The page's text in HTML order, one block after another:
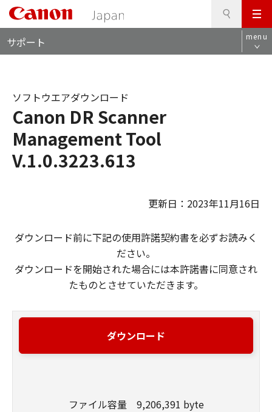
メ
ニ
ュ
サポート menu
Canon DR Scanner
Management Tool
V.1.0.3223.613
ソフトウエアダウンロード
更新日：2023年11月16日
ダウンロード前に下記の使用許諾契約書を必ずお読みく
ださい。
ダウンロードを開始された場合には本許諾書に同意され
たものとさせていただきます。
ダウンロード
ファイル容量 9,206,391 byte